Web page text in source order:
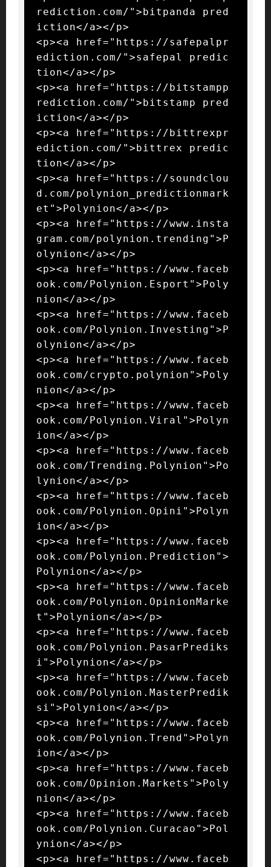
rediction.com/">bitpanda pred
iction</a></p>
<p><a href="https://safepalpr
ediction.com/">safepal predic
tion</a></p>
<p><a href="https://bitstampp
rediction.com/">bitstamp pred
iction</a></p>
<p><a href="https://bittrexpr
ediction.com/">bittrex predic
tion</a></p>
<p><a href="https://soundclou
d.com/polynion_predictionmark
et">Polynion</a></p>
<p><a href="https://www.insta
gram.com/polynion.trending">P
olynion</a></p>
<p><a href="https://www.faceb
ook.com/Polynion.Esport">Poly
nion</a></p>
<p><a href="https://www.faceb
ook.com/Polynion.Investing">P
olynion</a></p>
<p><a href="https://www.faceb
ook.com/crypto.polynion">Poly
nion</a></p>
<p><a href="https://www.faceb
ook.com/Polynion.Viral">Polyn
ion</a></p>
<p><a href="https://www.faceb
ook.com/Trending.Polynion">Po
lynion</a></p>
<p><a href="https://www.faceb
ook.com/Polynion.Opini">Polyn
ion</a></p>
<p><a href="https://www.faceb
ook.com/Polynion.Prediction">
Polynion</a></p>
<p><a href="https://www.faceb
ook.com/Polynion.OpinionMarke
t">Polynion</a></p>
<p><a href="https://www.faceb
ook.com/Polynion.PasarPrediks
i">Polynion</a></p>
<p><a href="https://www.faceb
ook.com/Polynion.MasterPredik
si">Polynion</a></p>
<p><a href="https://www.faceb
ook.com/Polynion.Trend">Polyn
ion</a></p>
<p><a href="https://www.faceb
ook.com/Opinion.Markets">Poly
nion</a></p>
<p><a href="https://www.faceb
ook.com/Polynion.Curacao">Pol
ynion</a></p>
<p><a href="https://www.faceb